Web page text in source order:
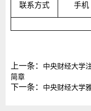
联系方式 手机
上一条：
中央财经大学
简章
下一条： 中央财经大学